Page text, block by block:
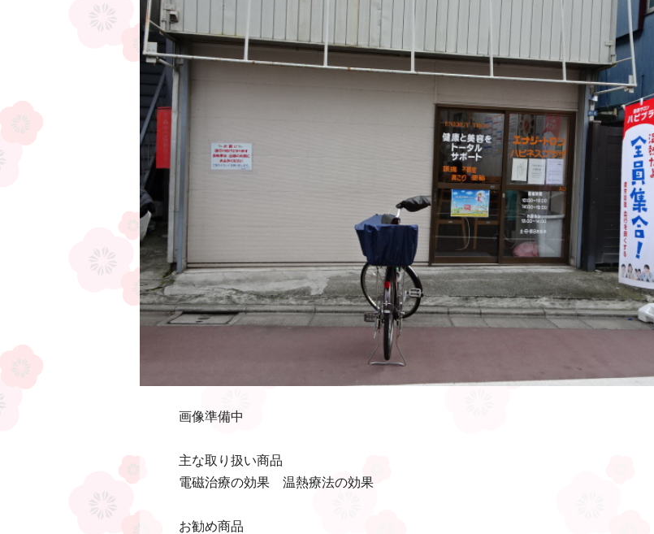
画像準備中
主な取り扱い商品
電磁治療の効果 温熱療法の効果
お勧め商品